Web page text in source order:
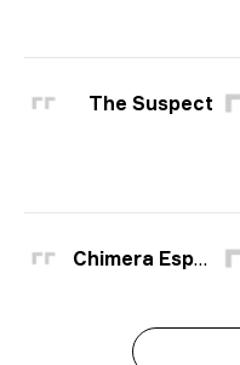
The Suspect
Chimera Esports